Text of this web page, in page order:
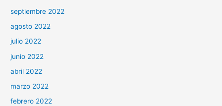
septiembre 2022
agosto 2022
julio 2022
junio 2022
abril 2022
marzo 2022
febrero 2022